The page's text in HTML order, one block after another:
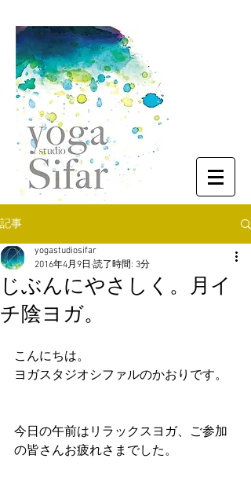
記事
じぶんにやさしく。月イ
チ陰ヨガ。
yogastudiosifar
2016年4月9日 読了時間: 3分
こんにちは。
ヨガスタジオシファルのかおりです。
今日の午前はリラックスヨガ、ご参加
の皆さんお疲れさまでした。